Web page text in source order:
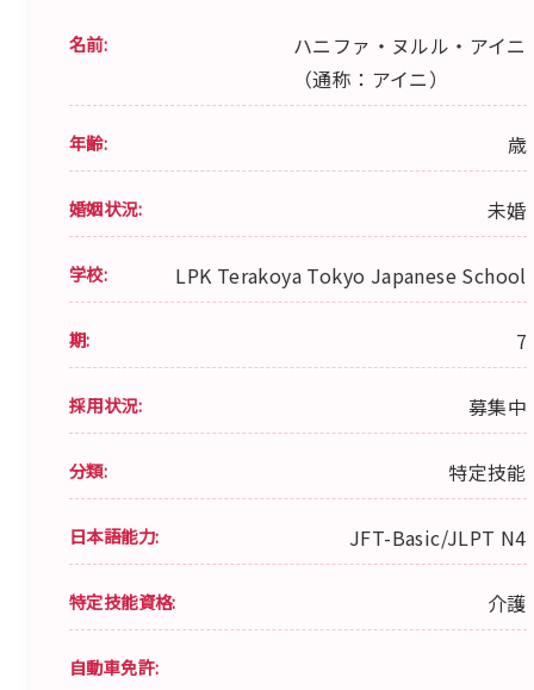
名前:
ハニファ・ヌルル・アイニ
（通称：アイニ）
年齢: 歳
婚姻状況: 未婚
学校: LPK Terakoya Tokyo Japanese School
期: 7
採用状況: 募集中
分類: 特定技能
日本語能力: JFT-Basic/JLPT N4
特定技能資格: 介護
自動車免許: